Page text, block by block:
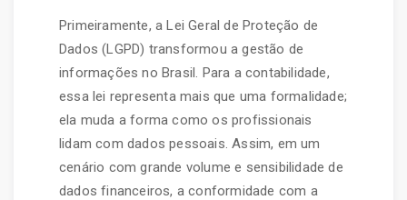
Primeiramente, a Lei Geral de Proteção de
Dados (LGPD) transformou a gestão de
informações no Brasil. Para a contabilidade,
essa lei representa mais que uma formalidade;
ela muda a forma como os profissionais
lidam com dados pessoais. Assim, em um
cenário com grande volume e sensibilidade de
dados financeiros, a conformidade com a